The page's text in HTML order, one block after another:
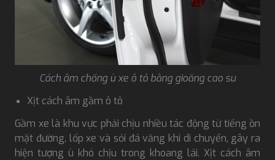
Cách âm chống ù xe ô tô bằng gioăng cao su
Xịt cách âm gầm ô tô
Gầm xe là khu vực phải chịu nhiều tác động từ tiếng ồn
mặt đường, lốp xe và sỏi đá văng khi di chuyển, gây ra
hiện tượng ù khó chịu trong khoang lái. Xịt cách âm